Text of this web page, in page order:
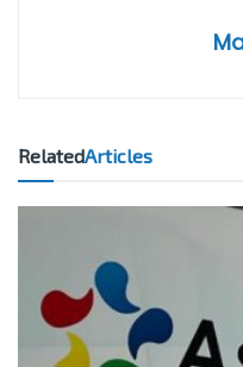
RelatedArticles